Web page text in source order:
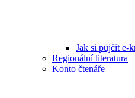
Jak si půjčit e-
Regionální literatura
Konto čtenáře